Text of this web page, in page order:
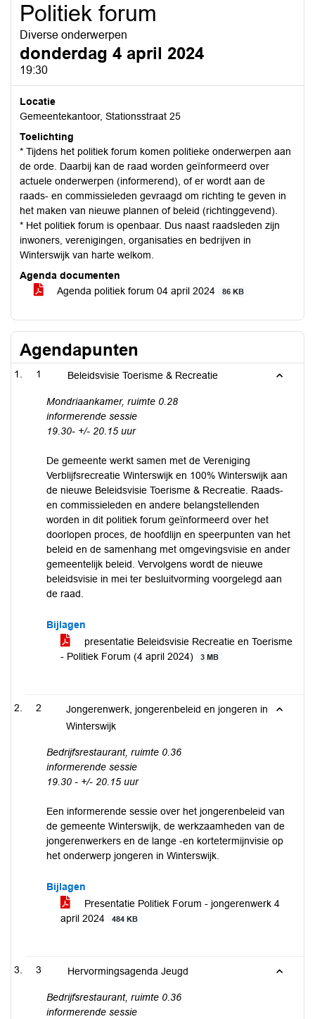
Politiek forum
Diverse onderwerpen
donderdag 4 april 2024
19:30
Locatie
Gemeentekantoor, Stationsstraat 25
Toelichting
* Tijdens het politiek forum komen politieke onderwerpen aan
de orde. Daarbij kan de raad worden geïnformeerd over
actuele onderwerpen (informerend), of er wordt aan de
raads- en commissieleden gevraagd om richting te geven in
het maken van nieuwe plannen of beleid (richtinggevend).
* Het politiek forum is openbaar. Dus naast raadsleden zijn
inwoners, verenigingen, organisaties en bedrijven in
Winterswijk van harte welkom.
Agenda documenten
Agenda politiek forum 04 april 2024
86 KB
Agendapunten
1 Beleidsvisie Toerisme & Recreatie
Mondriaankamer, ruimte 0.28
informerende sessie
19.30- +/- 20.15 uur
De gemeente werkt samen met de Vereniging
Verblijfsrecreatie Winterswijk en 100% Winterswijk aan
de nieuwe Beleidsvisie Toerisme & Recreatie. Raads-
en commissieleden en andere belangstellenden
worden in dit politiek forum geïnformeerd over het
doorlopen proces, de hoofdlijn en speerpunten van het
beleid en de samenhang met omgevingsvisie en ander
gemeentelijk beleid. Vervolgens wordt de nieuwe
beleidsvisie in mei ter besluitvorming voorgelegd aan
de raad.
Bijlagen
presentatie Beleidsvisie Recreatie en Toerisme
- Politiek Forum (4 april 2024)
3 MB
2
Jongerenwerk, jongerenbeleid en jongeren in
Winterswijk
Bedrijfsrestaurant, ruimte 0.36
informerende sessie
19.30 - +/- 20.15 uur
Een informerende sessie over het jongerenbeleid van
de gemeente Winterswijk, de werkzaamheden van de
jongerenwerkers en de lange -en kortetermijnvisie op
het onderwerp jongeren in Winterswijk.
Bijlagen
Presentatie Politiek Forum - jongerenwerk 4
april 2024
484 KB
3 Hervormingsagenda Jeugd
Bedrijfsrestaurant, ruimte 0.36
informerende sessie